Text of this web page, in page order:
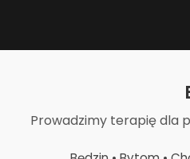
Prowadzimy terapię dla